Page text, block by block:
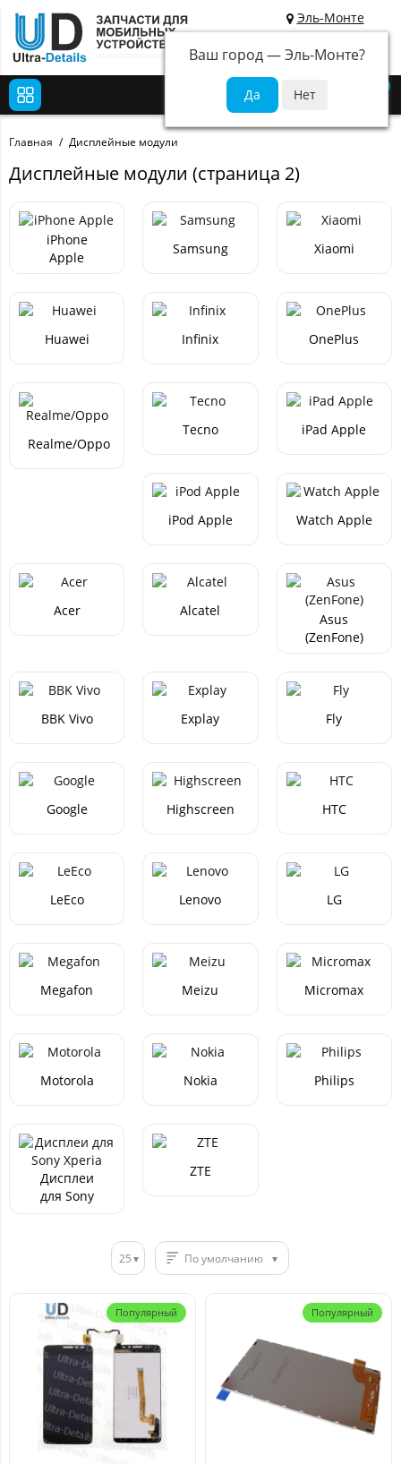
Эль-Монте
Ваш город —Эль-Монте?
Главная Дисплейные модули
Дисплейные модули (страница 2)
iPhone
Apple
Samsung Xiaomi
Huawei Infinix OnePlus
Realme/Oppo
Tecno iPad Apple
iPod Apple Watch Apple
Acer Alcatel
Asus
(ZenFone)
BBK Vivo Explay Fly
Google Highscreen HTC
LeEco Lenovo LG
Megafon Meizu Micromax
Motorola Nokia Philips
Дисплеи
для Sony
ZTE
25 По умолчанию
Популярный Популярный